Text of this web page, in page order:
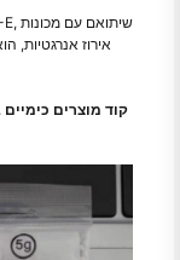
אירוז אנרגטיות,
קוד מוצרים כימיים